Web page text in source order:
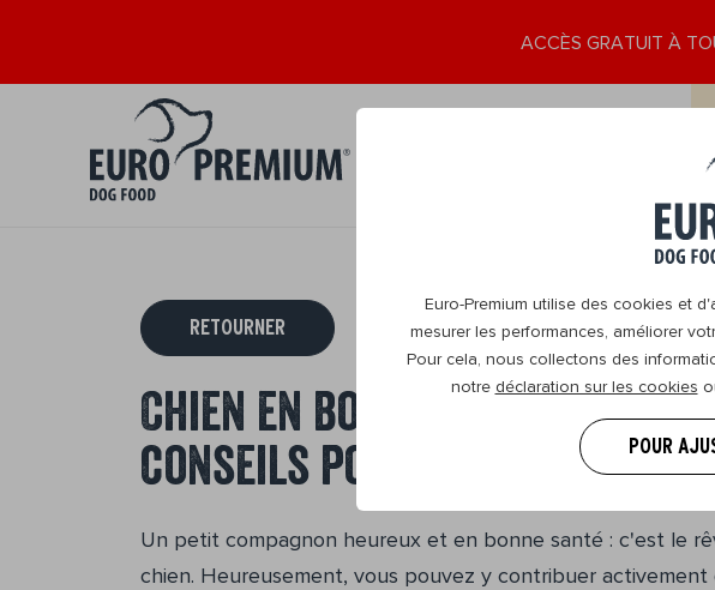
Euro-Premium utilise des cookies et
mesurer les performances, améliorer
Pour cela, nous collectons des
notre déclaration sur les cookies
POUR
ACCÈS GRATUIT À
RETOURNER
Chien en bonne santé, chien
conseils pour une santé
Un petit compagnon heureux et en bonne santé : c'est le
chien. Heureusement, vous pouvez y contribuer